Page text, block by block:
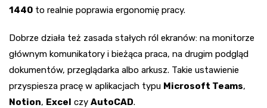
1440 to realnie poprawia ergonomię pracy.
Dobrze działa też zasada stałych ról ekranów: na monitorze
głównym komunikatory i bieżąca praca, na drugim podgląd
dokumentów, przeglądarka albo arkusz. Takie ustawienie
przyspiesza pracę w aplikacjach typu Microsoft Teams,
Notion, Excel czy AutoCAD.